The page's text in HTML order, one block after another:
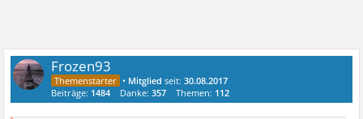
Frozen93
• Mitglied seit:30.08.2017
Beiträge: 1484 Danke:357 Themen: 112